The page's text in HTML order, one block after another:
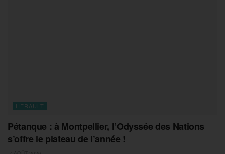
HERAULT
Pétanque : à Montpellier, l’Odyssée des Nations
s’offre le plateau de l’année !